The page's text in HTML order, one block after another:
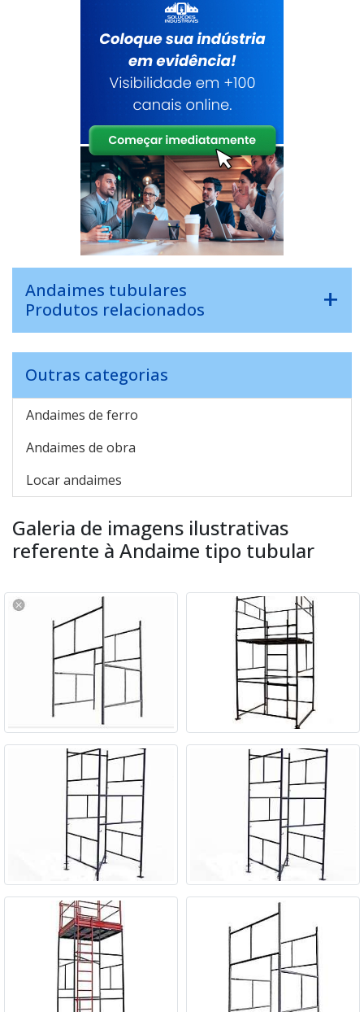
Andaimes tubulares
Produtos relacionados
Outras categorias
Andaimes de ferro
Andaimes de obra
Locar andaimes
Galeria de imagens ilustrativas
referente à Andaime tipo tubular